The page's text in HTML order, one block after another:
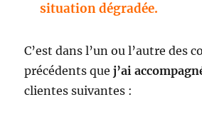
situation dégradée.
C’est dans l’un ou l’autre des
précédents quej’ai
clientes suivantes :